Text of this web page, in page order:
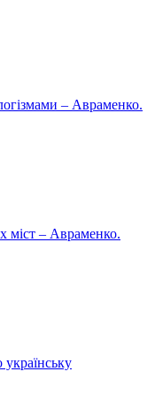
– Авраменко.
міст – Авраменко.